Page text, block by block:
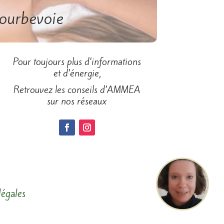
Pour toujours plus d’informations
et d’énergie,
Retrouvez lesconseils d’AMMEA
sur nos réseaux